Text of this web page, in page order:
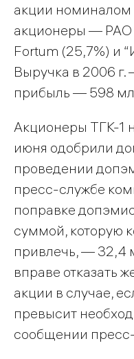
акции номиналом
акционеры — РАО
Fortum (25,7%) и
Выручка в 2006 г.
прибыль — 598
Акционеры ТГК-1
июня одобрили
проведении
пресс-службе
поправке
суммой, которую
привлечь, — 32,4
вправе отказать
акции в случае,
превысит
сообщении